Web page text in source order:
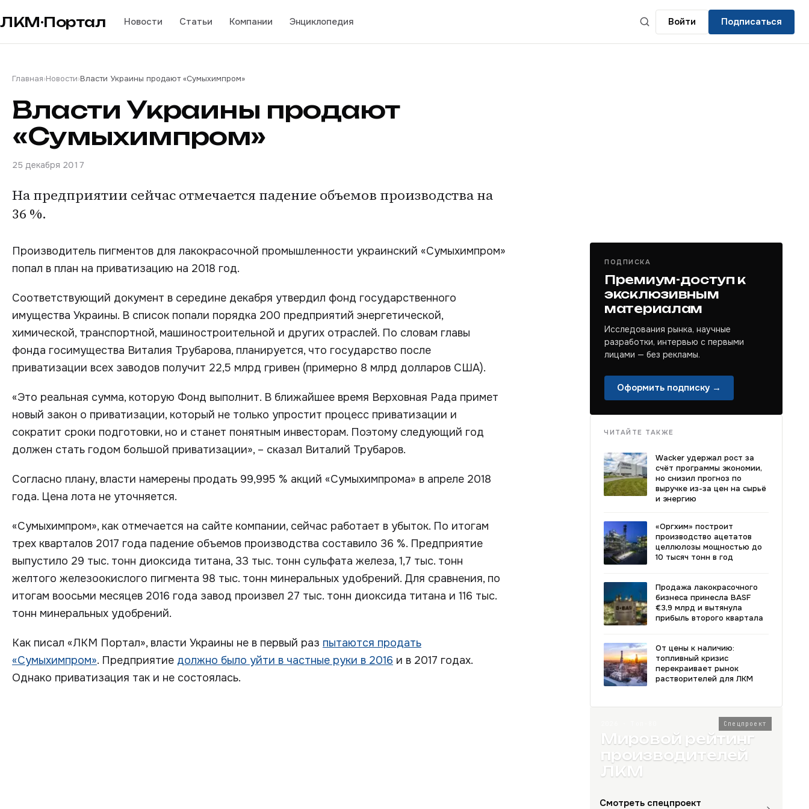
ЛКМ·Портал Новости Статьи Компании Энциклопедия Войти Подписаться
Главная›Новости›Власти Украины продают «Сумыхимпром»
Власти Украины продают
«Сумыхимпром»
25 декабря 2017
На предприятии сейчас отмечается падение объемов производства на
36 %.
Производитель пигментов для лакокрасочной промышленности украинский «Сумыхимпром»
попал в план на приватизацию на 2018 год.
Соответствующий документ в середине декабря утвердил фонд государственного
имущества Украины. В список попали порядка 200 предприятий энергетической,
химической, транспортной, машиностроительной и других отраслей. По словам главы
фонда госимущества Виталия Трубарова, планируется, что государство после
приватизации всех заводов получит 22,5 млрд гривен (примерно 8 млрд долларов США).
«Это реальная сумма, которую Фонд выполнит. В ближайшее время Верховная Рада примет
новый закон о приватизации, который не только упростит процесс приватизации и
сократит сроки подготовки, но и станет понятным инвесторам. Поэтому следующий год
должен стать годом большой приватизации», – сказал Виталий Трубаров.
Согласно плану, власти намерены продать 99,995 % акций «Сумыхимпрома» в апреле 2018
года. Цена лота не уточняется.
«Сумыхимпром», как отмечается на сайте компании, сейчас работает в убыток. По итогам
трех кварталов 2017 года падение объемов производства составило 36 %. Предприятие
выпустило 29 тыс. тонн диоксида титана, 33 тыс. тонн сульфата железа, 1,7 тыс. тонн
желтого железоокислого пигмента 98 тыс. тонн минеральных удобрений. Для сравнения, по
итогам воосьми месяцев 2016 года завод произвел 27 тыс. тонн диоксида титана и 116 тыс.
тонн минеральных удобрений.
Как писал «ЛКМ Портал», власти Украины не в первый раз пытаются продать
«Сумыхимпром». Предприятие должно было уйти в частные руки в 2016 и в 2017 годах.
Однако приватизация так и не состоялась.
ПОДПИСКА
Премиум-доступ к
эксклюзивным
материалам
Исследования рынка, научные
разработки, интервью с первыми
лицами — без рекламы.
Оформить подписку →
ЧИТАЙТЕ ТАКЖЕ
Wacker удержал рост за
счёт программы экономии,
но снизил прогноз по
выручке из-за цен на сырьё
и энергию
«Оргхим» построит
производство ацетатов
целлюлозы мощностью до
10 тысяч тонн в год
Продажа лакокрасочного
бизнеса принесла BASF
€3,9 млрд и вытянула
прибыль второго квартала
От цены к наличию:
топливный кризис
перекраивает рынок
растворителей для ЛКМ
Спецпроект
Мировой рейтинг
производителей
ЛКМ
Смотреть спецпроект